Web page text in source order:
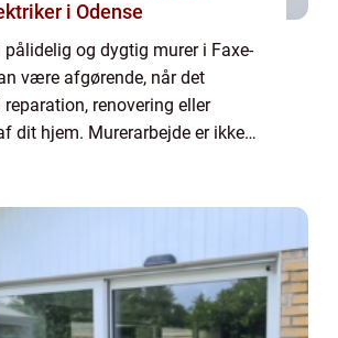
i Odense
pålidelig og dygtig murer i Faxe-
være afgørende, når det
renovering eller
dit hjem. Murerarbejde er ikke